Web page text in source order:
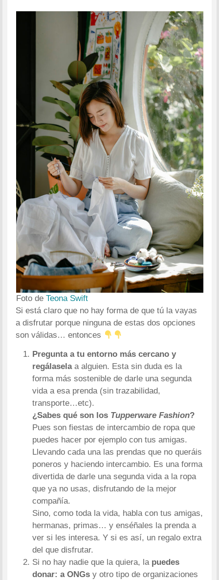
Foto deTeona Swift
Si está claro que no hay forma de que tú la vayas
a disfrutar porque ninguna de estas dos opciones
son válidas… entonces
Pregunta a tu entorno más cercano y
regálaselaa alguien. Esta sin duda es la
forma más sostenible de darle una segunda
vida a esa prenda (sin trazabilidad,
transporte…etc).
¿Sabes qué son los Tupperware Fashion?
Pues son fiestas de intercambio de ropa que
puedes hacer por ejemplo con tus amigas.
Llevando cada una las prendas que no queráis
poneros y haciendo intercambio. Es una forma
divertida de darle una segunda vida a la ropa
que ya no usas, disfrutando de la mejor
compañía.
Sino, como toda la vida, habla con tus amigas,
hermanas, primas… y enséñales la prenda a
ver si les interesa. Y si es así, un regalo extra
del que disfrutar.
Si no hay nadie que la quiera, lapuedes
donar: a ONGsy otro tipo de organizaciones